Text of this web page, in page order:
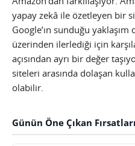
yapay zekâ ile özetleyen bir
Google’ın sunduğu
üzerinden ilerlediği için
açısından ayrı bir değer
siteleri arasında dolaşan
olabilir.
Günün Öne Çıkan Fırsatları